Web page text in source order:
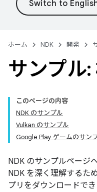
ホーム NDK 開発
サンプル:
このページの内容
NDK のサンプル
Vulkan のサンプル
Google Play ゲームのサン
NDK のサンプルページ
NDK を深く理解するた
プリをダウンロードでき